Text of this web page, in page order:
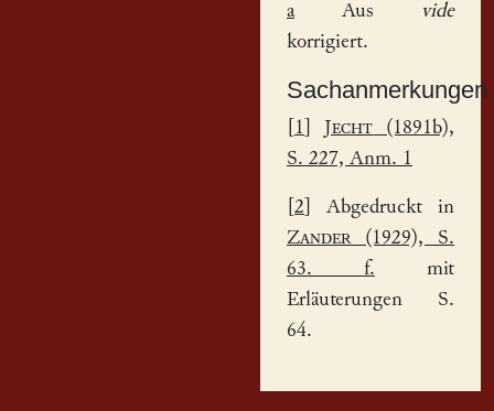
aAus
vide
korrigiert.
Sachanmerkungen
1 Jecht (1891b),
S. 227, Anm. 1
2 ] Abgedruckt in
Zander(1929), S.
63. f. mit
Erläuterungen S.
64.